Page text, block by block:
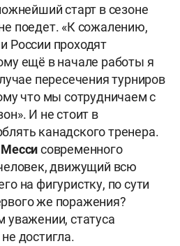
старт в сезоне
поедет. «К сожалению,
России проходят
ещё в начале работы я
пересечения турниров
что мы сотрудничаем с
И не стоит в
канадского тренера.
Мессисовременного
движущий всю
на фигуристку, по сути
же поражения?
уважении, статуса
достигла.